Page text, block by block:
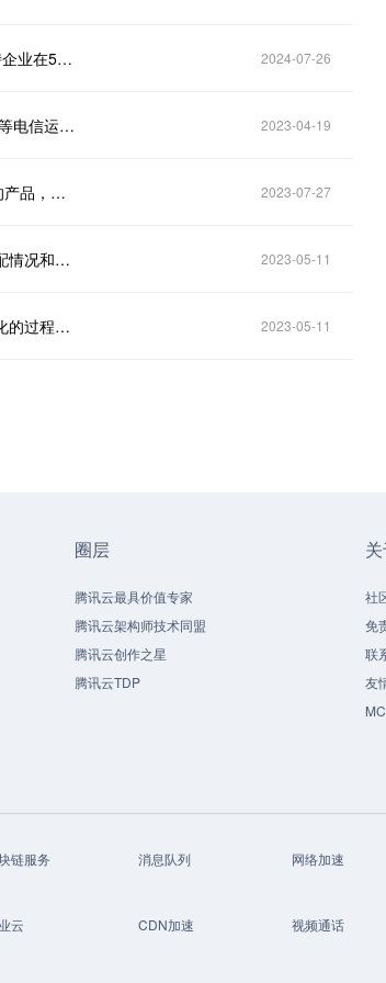
彩讯股份(300634.SZ)：结合彩讯一站式AI应用平台Rich AIBox，支持企业在5G消息应用中快速定制行业专属的AI能力 2024-07-26
彩讯股份（300634.SZ）：和移动云、联通云均有相关合作 是移动云等电信运营商国资云的核心供应商 2023-04-19
彩讯股份(300634.SZ)：参与建设和运营了运营商多个用户规模过亿的产品，服务超10亿终端消费用户 2023-07-27
彩讯股份（300634.SZ）：下一代智能邮箱会迭代很多版本，根据适配情况和需求可接入国内任意主流大模型 2023-05-11
彩讯股份（300634.SZ）：智能邮箱商业化是未来规划的重点，商业化的过程当中分为两个版本 2023-05-11
圈层
腾讯云最具价值专家
腾讯云架构师技术同盟
腾讯云创作之星
腾讯云TDP
社
免
联
友
链服务 消息队列
网络加速
云 CDN加速
视频通话